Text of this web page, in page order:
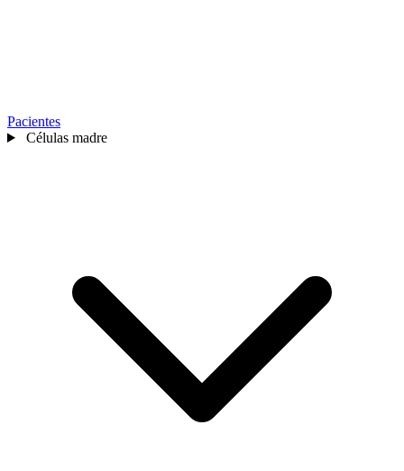
Pacientes
Células madre